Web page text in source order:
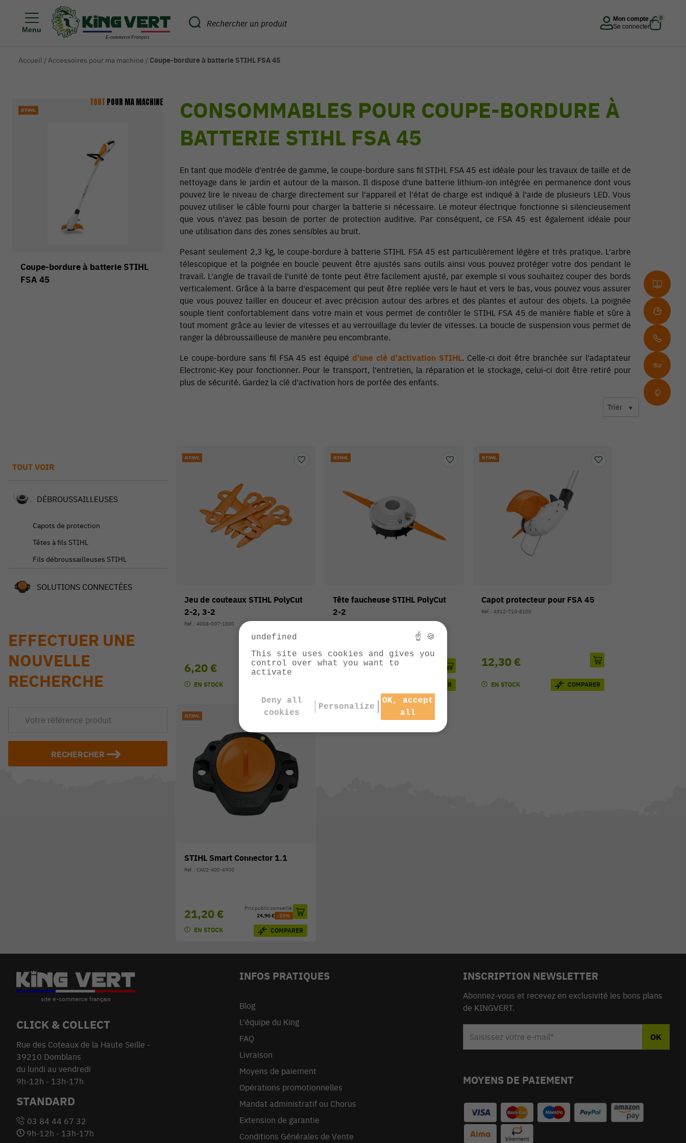
Menu
Mon compte
Se connecter
0
Accueil /Accessoires pour ma machine / Coupe-bordure à batterie STIHL FSA 45
TOUT POUR MA MACHINE
Coupe-bordure à batterie STIHL
FSA 45
CONSOMMABLES POUR COUPE-BORDURE À
BATTERIE STIHL FSA 45
En tant que modèle d'entrée de gamme, le coupe-bordure sans fil STIHL FSA 45 est idéale pour les travaux de taille et de
nettoyage dans le jardin et autour de la maison. Il dispose d'une batterie lithium-ion intégrée en permanence dont vous
pouvez lire le niveau de charge directement sur l'appareil et l'état de charge est indiqué à l'aide de plusieurs LED. Vous
pouvez utiliser le câble fourni pour charger la batterie si nécessaire. Le moteur électrique fonctionne si silencieusement
que vous n'avez pas besoin de porter de protection auditive. Par conséquent, ce FSA 45 est également idéale pour
une utilisation dans des zones sensibles au bruit.
Pesant seulement 2,3 kg, le coupe-bordure à batterie STIHL FSA 45 est particulièrement légère et très pratique. L'arbre
télescopique et la poignée en boucle peuvent être ajustés sans outils ainsi vous pouvez protéger votre dos pendant le
travail. L'angle de travail de l'unité de tonte peut être facilement ajusté, par exemple si vous souhaitez couper des bords
verticalement. Grâce à la barre d'espacement qui peut être repliée vers le haut et vers le bas, vous pouvez vous assurer
que vous pouvez tailler en douceur et avec précision autour des arbres et des plantes et autour des objets. La poignée
souple tient confortablement dans votre main et vous permet de contrôler le STIHL FSA 45 de manière fiable et sûre à
tout moment grâce au levier de vitesses et au verrouillage du levier de vitesses. La boucle de suspension vous permet de
ranger la débroussailleuse de manière peu encombrante.
Le coupe-bordure sans fil FSA 45 est équipéd'une clé d'activation STIHL. Celle-ci doit être branchée sur l'adaptateur
Electronic-Key pour fonctionner. Pour le transport, l'entretien, la réparation et le stockage, celui-ci doit être retiré pour
plus de sécurité. Gardez la clé d'activation hors de portée des enfants.
Trier
TOUT VOIR
DÉBROUSSAILLEUSES
Capots de protection
Têtes à fils STIHL
Fils débroussailleuses STIHL
SOLUTIONS CONNECTÉES
EFFECTUER UNE
NOUVELLE
RECHERCHE
RECHERCHER
Jeu de couteaux STIHL PolyCut
2-2, 3-2
Réf. : 4008-007-1000
6,20 €
Prix public conseillé:
7,30 €
-15%
EN STOCK
Tête faucheuse STIHL PolyCut
2-2
11,55 €
Prix public conseillé:
COMPARER
Capot protecteur pour FSA 45
Réf. : 4512-710-8100
12,30 €
EN STOCK COMPARER
STIHL Smart Connector 1.1
Réf. : CA02-400-4900
21,20 €
Prix public conseillé:
24,90 € -15%
EN STOCK COMPARER
CLICK & COLLECT
Rue des Coteaux de la Haute Seille -
39210 Domblans
du lundi au vendredi
9h-12h - 13h-17h
STANDARD
03 84 44 67 32
9h-12h - 13h-17h
INFOS PRATIQUES
Blog
L'équipe du King
FAQ
Livraison
Moyens de paiement
Opérations promotionnelles
Mandat administratif ou Chorus
Extension de garantie
Conditions Générales de Vente
INSCRIPTION NEWSLETTER
Abonnez-vous et recevez en exclusivité les bons plans
de KINGVERT.
MOYENS DE PAIEMENT
undefined
☝ 🍪
This site uses cookies and gives you
control over what you want to
activate
Deny all
cookies
Personalize
OK, accept
all